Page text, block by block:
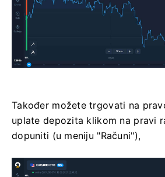
Također možete trgovati na
uplate depozita klikom na pravi
dopuniti (u meniju "Računi"),